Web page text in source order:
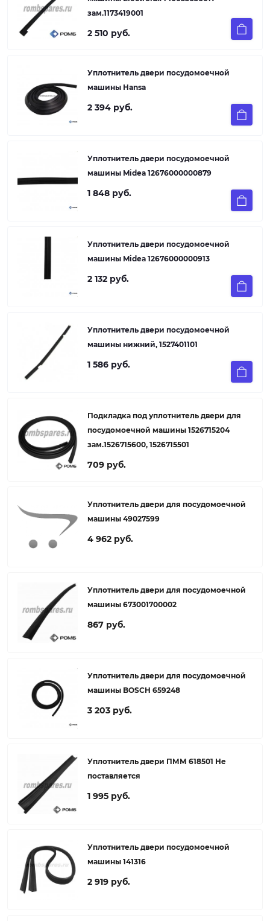
зам.1173419001
2 510 руб.
Уплотнитель двери посудомоечной
машины Hansa
2 394 руб.
Уплотнитель двери посудомоечной
машины Midea 12676000000879
1 848 руб.
Уплотнитель двери посудомоечной
машины Midea 12676000000913
2 132 руб.
Уплотнитель двери посудомоечной
машины нижний, 1527401101
1 586 руб.
Подкладка под уплотнитель двери для
посудомоечной машины 1526715204
зам.1526715600, 1526715501
709 руб.
Уплотнитель двери для посудомоечной
машины 49027599
4 962 руб.
Уплотнитель двери для посудомоечной
машины 673001700002
867 руб.
Уплотнитель двери для посудомоечной
машины BOSCH 659248
3 203 руб.
Уплотнитель двери ПММ 618501 Не
поставляется
1 995 руб.
Уплотнитель двери посудомоечной
машины 141316
2 919 руб.